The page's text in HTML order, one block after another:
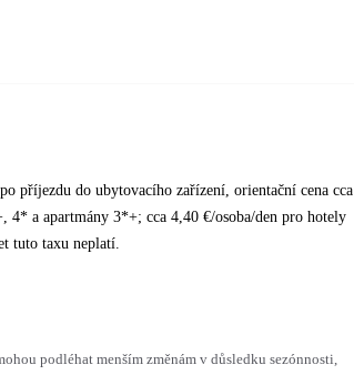
příjezdu do ubytovacího zařízení, orientační cena cca
a apartmány 3*+; cca 4,40 €/osoba/den pro hotely
tuto taxu neplatí.
podléhat menším změnám v důsledku sezónnosti,